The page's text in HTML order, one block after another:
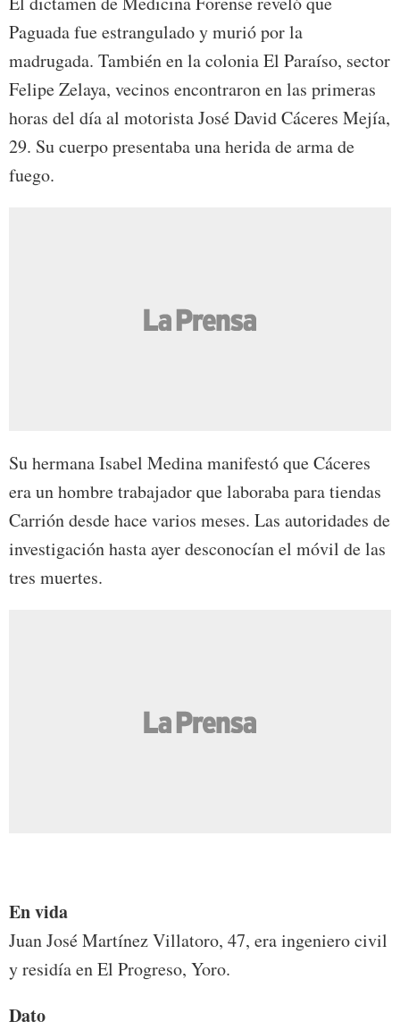
Paguada fue estrangulado y murió por la
madrugada. También en la colonia El Paraíso, sector
Felipe Zelaya, vecinos encontraron en las primeras
horas del día al motorista José David Cáceres Mejía,
29. Su cuerpo presentaba una herida de arma de
fuego.
Su hermana Isabel Medina manifestó que Cáceres
era un hombre trabajador que laboraba para tiendas
Carrión desde hace varios meses. Las autoridades de
investigación hasta ayer desconocían el móvil de las
tres muertes.
En vida
Juan José Martínez Villatoro, 47, era ingeniero civil
y residía en El Progreso, Yoro.
Dato